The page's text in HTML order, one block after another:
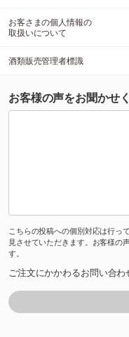
お客さまの個人情報の
取扱いについて
酒類販売管理者標識
お客様の声をお聞かせ
こちらの投稿への個別対応は行っ
見させていただきます。お客様の
す。
ご注文にかかわるお問い合わ